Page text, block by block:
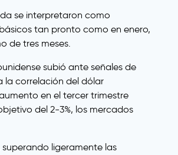
se interpretaron como
tan pronto como en enero,
de tres meses.
subió ante señales de
la correlación del dólar
en el tercer trimestre
del 2-3%, los mercados
ligeramente las